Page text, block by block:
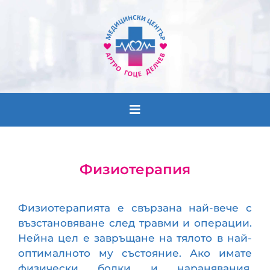
Кабинети
Екип
Новини
Физиотерапия
Физиотерапията е свързана най-вече с
възстановяване след травми и операции.
Нейна цел е завръщане на тялото в най-
оптималното му състояние. Ако имате